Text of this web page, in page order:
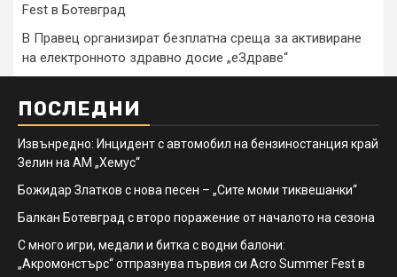
Fest в Ботевград
В Правец организират безплатна среща за активиране
на електронното здравно досие „еЗдраве“
ПОСЛЕДНИ
Извънредно: Инцидент с автомобил на бензиностанция край
Зелин на АМ „Хемус“
Божидар Златков с нова песен – „Сите моми тиквешанки“
Балкан Ботевград с второ поражение от началото на сезона
С много игри, медали и битка с водни балони:
„Акромонстърс“ отпразнува първия си Acro Summer Fest в